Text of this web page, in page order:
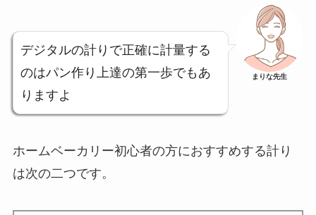
デジタルの計りで正確に計量する
のはパン作り上達の第一歩でもあ
りますよ
まりな先生
ホームベーカリー初心者の方におすすめする計り
は次の二つです。